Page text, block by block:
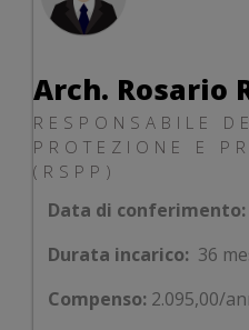
Arch. Rosario
RESPONSABILE
PROTEZIONE E
(RSPP)
Data di conferimento:
Durata incarico: 36
Compenso: 2.095,00/